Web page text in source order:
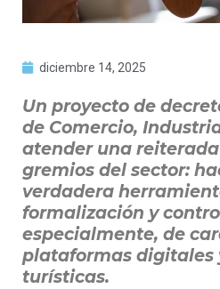
diciembre 14, 2025
Un proyecto de
de Comercio,
atender una
gremios del sector:
verdadera
formalización y
especialmente, de
plataformas digitales
turísticas.